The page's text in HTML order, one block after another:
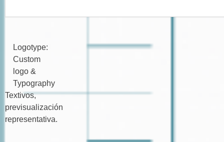
Logotype:
Custom
logo &
Typography
Textivos,
previsualización
representativa.